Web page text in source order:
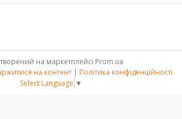
на маркетплейсі Prom.ua
на контент | Політика конфіденційності
Select Language ▼